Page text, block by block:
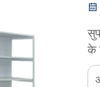
के